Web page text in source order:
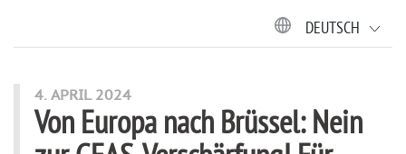
DEUTSCH
4. APRIL 2024
Von Europa nach Brüssel: Nein